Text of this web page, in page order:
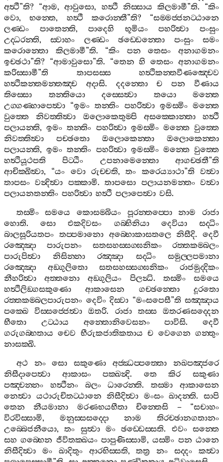
අත්‍ථී”ති? “ආම,ආවුසො, හත්‍ථී නිස‍්සාය කිලමාමී”ති. “කිං
වො,භන‍්තෙ, හත්‍ථී කරොන‍්තී”ති? “සම‍්මජ‍්ජනට‍්ඨානෙ
ලණ‍්ඩං
පාතෙන‍්ති,පාදෙහි භූමියං පහරිත්‍වා
පංසුං
උද‍්ධරන‍්ති,ස‍්වාහං ලණ‍්ඩං ඡඩ‍්ඩෙන‍්තො පංසුං
සමං
කරොන‍්තො
කිලමාමී”ති. “කිං පන තෙසං
අනාගමනං
ඉච‍්ඡථා”ති? “ආමාවුසො”ති. “තෙන හි තෙසං අනාගමනං
කරිස‍්සාමී”ති තාපසස‍්ස
හත්‍ථිකන‍්තවීණඤ‍්චෙව
හත්‍ථිකන‍්තමන‍්තඤ‍්ච
අදාසි. දදන‍්තො ච පන
වීණාය
තිස‍්සො
තන‍්තියො දස‍්සෙත්‍වා තයො
මන‍්තෙ
උග‍්ගණ‍්හාපෙත්‍වා “ඉමං තන‍්තිං පහරිත්‍වා ඉමස‍්මිං මන‍්තෙ
වුත‍්තෙ
නිවත‍්තිත්‍වා ඔලොකෙතුම‍්පි අසක‍්කොන‍්තා
හත්‍ථී
පලායන‍්ති,ඉමං තන‍්තිං පහරිත්‍වා ඉමස‍්මිං මන‍්තෙ වුත‍්තෙ
නිවත‍්තිත්‍වා
පච‍්ඡතො ඔලොකෙන‍්තා
ඔලොකෙන‍්තා
පලායන‍්ති,ඉමං තන‍්තිං පහරිත්‍වා ඉමස‍්මිං මන‍්තෙ වුත‍්තෙ
හත්‍ථියූථපති
පිට‍්ඨිං උපනාමෙන‍්තො ආගච‍්ඡතී”ති
ආචික‍්ඛිත්‍වා, “යං වො රුච‍්චති,තං කරෙය්‍යාථා”ති
වත්‍වා
තාපසං වන්‍දිත්‍වා පක‍්කාමි.තාපසො පලායනමන‍්තං වත්‍වා
පලායනතන‍්තිං පහරිත්‍වා හත්‍ථී පලාපෙත්‍වා වසි.
තස‍්මිං
සමයෙ කොසම‍්බියං පූරන‍්තප‍්පො නාම
රාජා
හොති.සො එකදිවසං ගබ‍්භිනියා දෙවියා
සද‍්ධිං
බාලසූරියතපං තප‍්පමානො අබ‍්භොකාසතලෙ නිසීදි. දෙවී
රඤ‍්ඤො
පාරුපනං සතසහස‍්සග‍්ඝනිකං
රත‍්තකම‍්බලං
පාරුපිත්‍වා
නිසින‍්නා රඤ‍්ඤා සද‍්ධිං
සමුල‍්ලපමානා
රඤ‍්ඤො
අඞ‍්ගුලිතො සතසහස‍්සග‍්ඝනිකං
රාජමුද‍්දිකං
නීහරිත්‍වා
අත‍්තනො අඞ‍්ගුලියං පිලන්‍ධි. තස‍්මිං
සමයෙ
හත්‍ථිලිඞ‍්ගසකුණො
ආකාසෙන ගච‍්ඡන‍්තො
දූරතො
රත‍්තකම‍්බලපාරුපනං දෙවිං දිස‍්වා “මංසපෙසී”ති සඤ‍්ඤාය
පක‍්ඛෙ
විස‍්සජ‍්ජෙත්‍වා ඔතරි. රාජා තස‍්ස
ඔතරණසද‍්දෙන
භීතො
උට‍්ඨාය අන‍්තොනිවෙසනං පාවිසි. දෙවී
ගරුගබ‍්භතාය චෙව භීරුකජාතිකතාය ච වෙගෙන ගන‍්තුං
නාසක‍්ඛි.
අථ
නං සො සකුණො අජ‍්ඣප‍්පත‍්තො
නඛපඤ‍්ජරෙ
නිසීදාපෙත්‍වා
ආකාසං පක‍්ඛන්‍දි. තෙ කිර
සකුණා
පඤ‍්චන‍්නං
හත්‍ථීනං බලං ධාරෙන‍්ති.තස‍්මා
ආකාසෙන
නෙත්‍වා යථාරුචිතට‍්ඨානෙ නිසීදිත්‍වා මංසං ඛාදන‍්ති.සාපි
තෙන
නීයමානා මරණභයභීතා චින‍්තෙසි – “සචාහං
විරවිස‍්සාමි, මනුස‍්සසද‍්දො නාම
තිරච‍්ඡානගතානං
උබ‍්බෙජනීයො,තං සුත්‍වා මං ඡඩ‍්ඩෙස‍්සති. එවං සන‍්තෙ
සහ ගබ‍්භෙන ජීවිතක‍්ඛයං පාපුණිස‍්සාමි,යස‍්මිං පන ඨානෙ
නිසීදිත්‍වා
මං ඛාදිතුං ආරභිස‍්සති,තත්‍ර නං සද‍්දං
කත්‍වා